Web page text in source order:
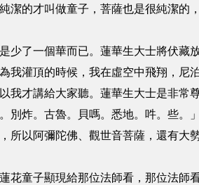
潔的才叫做童子，菩薩也是很純潔的
少了一個華而已。蓮華生大士將伏
我灌頂的時候，我在虛空中飛翔，
我才講給大家聽。蓮華生大士是非
別炸。古魯。貝嗎。悉地。吽。些
以阿彌陀佛、觀世音菩薩，還有大
花童子顯現給那位法師看，那位法